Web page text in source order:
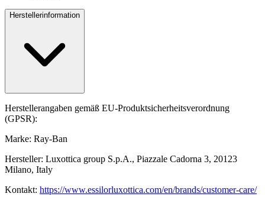
Herstellerinformation
Herstellerangaben gemäß EU-Produktsicherheitsverordnung
(GPSR):
Marke: Ray-Ban
Hersteller: Luxottica group S.p.A., Piazzale Cadorna 3, 20123
Milano, Italy
Kontakt: https://www.essilorluxottica.com/en/brands/customer-care/